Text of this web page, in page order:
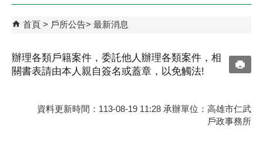
首頁 戶所公告 最新消息
辦理各類戶籍案件，委託他人辦理各類案件，相
關書表請由本人親自簽名或蓋章，以免觸法!
資料更新時間：113-08-19 11:28 承辦單位：高雄市仁武
戶政事務所